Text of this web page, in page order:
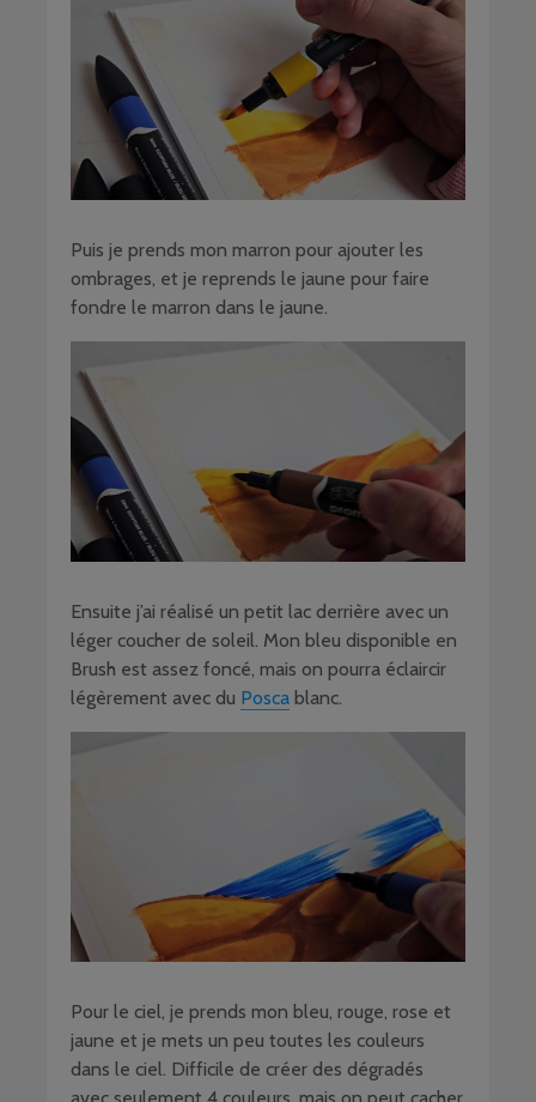
Puis je prends mon marron pour ajouter les
ombrages, et je reprends le jaune pour faire
fondre le marron dans le jaune.
Ensuite j’ai réalisé un petit lac derrière avec un
léger coucher de soleil. Mon bleu disponible en
Brush est assez foncé, mais on pourra éclaircir
légèrement avec du Posca blanc.
Pour le ciel, je prends mon bleu, rouge, rose et
jaune et je mets un peu toutes les couleurs
dans le ciel. Difficile de créer des dégradés